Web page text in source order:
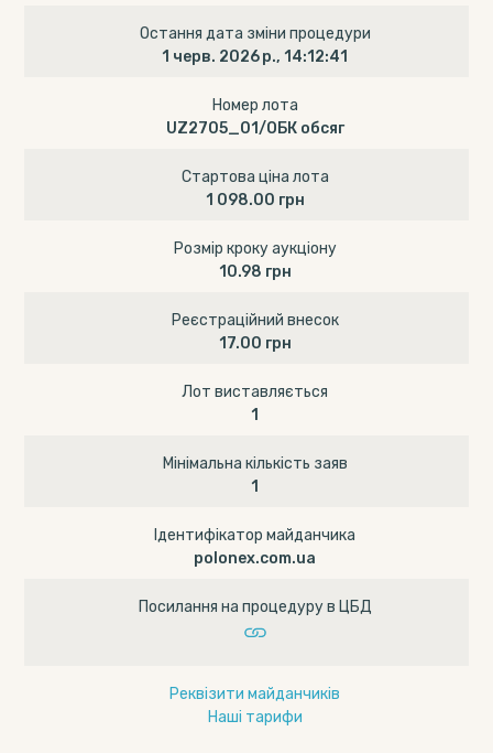
Остання дата зміни процедури
1 черв. 2026 р., 14:12:41
Номер лота
UZ2705_01/ОБК обсяг
Стартова ціна лота
1 098.00 грн
Розмір кроку аукціону
10.98 грн
Реєстраційний внесок
17.00 грн
Лот виставляється
1
Мінімальна кількість заяв
1
Ідентифікатор майданчика
polonex.com.ua
Посилання на процедуру в ЦБД
Реквізити майданчиків
Наші тарифи